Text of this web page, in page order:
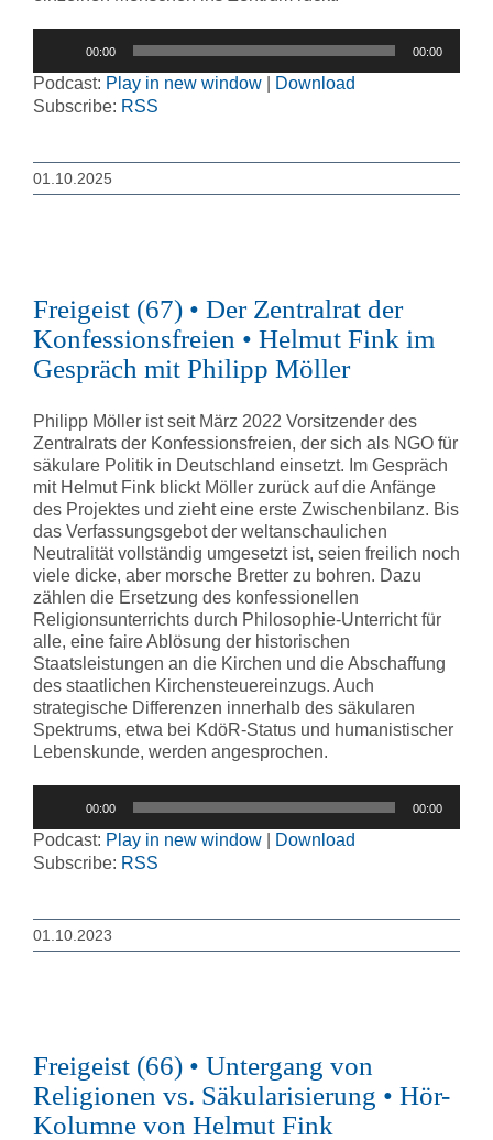
00:00 00:00
Podcast: Play in new window
Download
Subscribe: RSS
01.10.2025
Freigeist (67) • Der Zentralrat der
Konfessionsfreien • Helmut Fink im
Gespräch mit Philipp Möller
Philipp Möller ist seit März 2022 Vorsitzender des
Zentralrats der Konfessionsfreien, der sich als NGO für
säkulare Politik in Deutschland einsetzt. Im Gespräch
mit Helmut Fink blickt Möller zurück auf die Anfänge
des Projektes und zieht eine erste Zwischenbilanz. Bis
das Verfassungsgebot der weltanschaulichen
Neutralität vollständig umgesetzt ist, seien freilich noch
viele dicke, aber morsche Bretter zu bohren. Dazu
zählen die Ersetzung des konfessionellen
Religionsunterrichts durch Philosophie-Unterricht für
alle, eine faire Ablösung der historischen
Staatsleistungen an die Kirchen und die Abschaffung
des staatlichen Kirchensteuereinzugs. Auch
strategische Differenzen innerhalb des säkularen
Spektrums, etwa bei KdöR-Status und humanistischer
Lebenskunde, werden angesprochen.
00:00 00:00
Podcast: Play in new window
Download
Subscribe: RSS
01.10.2023
Freigeist (66) • Untergang von
Religionen vs. Säkularisierung • Hör-
Kolumne von Helmut Fink